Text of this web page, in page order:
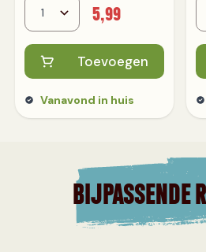
5,99
Toevoegen
Vanavond in huis
BIJPASSENDE